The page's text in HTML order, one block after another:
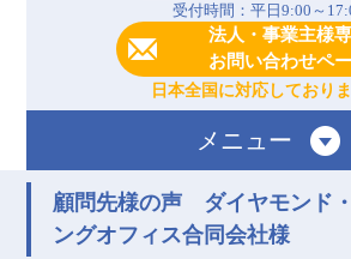
受付時間：平日9:00～
法人・事業主様
お問い合わせペ
日本全国に対応しておりま
メニュー
顧問先様の声 ダイヤモンド
ングオフィス合同会社様